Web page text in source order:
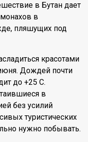
в Бутан дает
в
пляшущих под
красотами
Дождей почти
до +25 С.
в
без усилий
туристических
нужно побывать.